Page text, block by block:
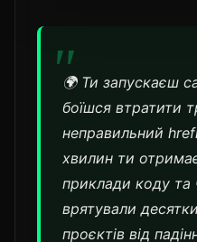
🌍 Ти запускаєш
боїшся втратити
неправильний
хвилин ти
приклади коду та
врятували
проєктів від